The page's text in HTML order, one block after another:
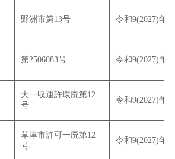
野洲市第13号 令和9(2027)年3
第2506083号 令和9(2027)年6
大一収運許環廃第12
号
令和9(2027)年3
草津市許可一廃第12
号
令和9(2027)年7